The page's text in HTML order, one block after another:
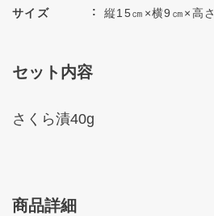
サイズ 縦15㎝×横9㎝×高
セット内容
さくら漬40g
商品詳細